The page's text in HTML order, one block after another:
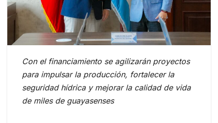
Con el financiamiento se agilizarán proyectos
para impulsar la producción, fortalecer la
seguridad hídrica y mejorar la calidad de vida
de miles de guayasenses